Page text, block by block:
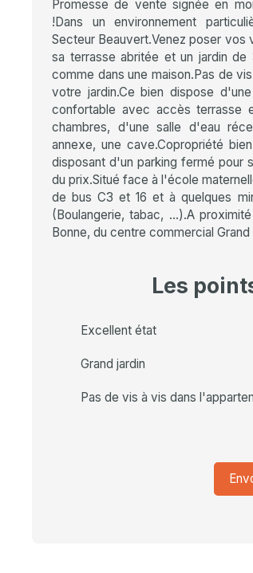
Promesse de vente signée en
!Dans un environnement
Secteur Beauvert.Venez poser vos
sa terrasse abritée et un jardin
comme dans une maison.Pas de
votre jardin.Ce bien dispose
confortable avec accès terrasse
chambres, d'une salle d'eau
annexe, une cave.Copropriété
disposant d'un parking fermé pour
du prix.Situé face à l'école
de bus C3 et 16 et à quelques
(Boulangerie, tabac, ...).A
Bonne, du centre commercial
Les
Excellent état
Grand jardin
Pas de vis à vis dans